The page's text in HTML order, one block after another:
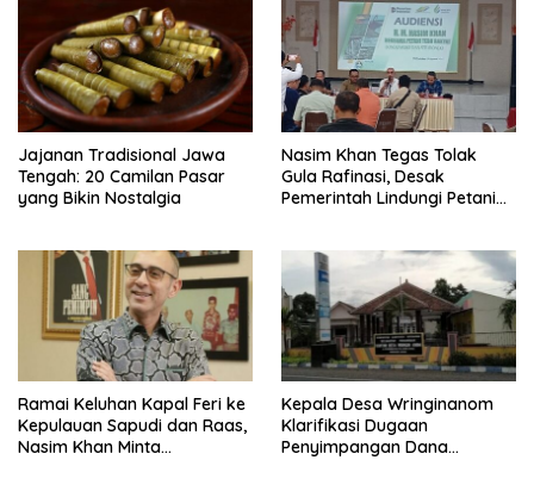
Jajanan Tradisional Jawa
Tengah: 20 Camilan Pasar
yang Bikin Nostalgia
Nasim Khan Tegas Tolak
Gula Rafinasi, Desak
Pemerintah Lindungi Petani
Ramai Keluhan Kapal Feri ke
Kepulauan Sapudi dan Raas,
Nasim Khan Minta
Kepala Desa Wringinanom
Klarifikasi Dugaan
Penyimpangan Dana